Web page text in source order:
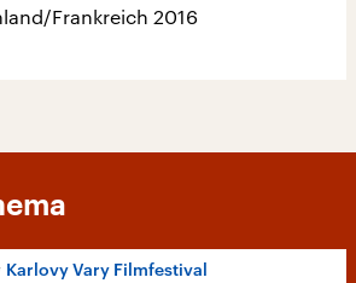
Frankreich 2016
Karlovy Vary Filmfestival